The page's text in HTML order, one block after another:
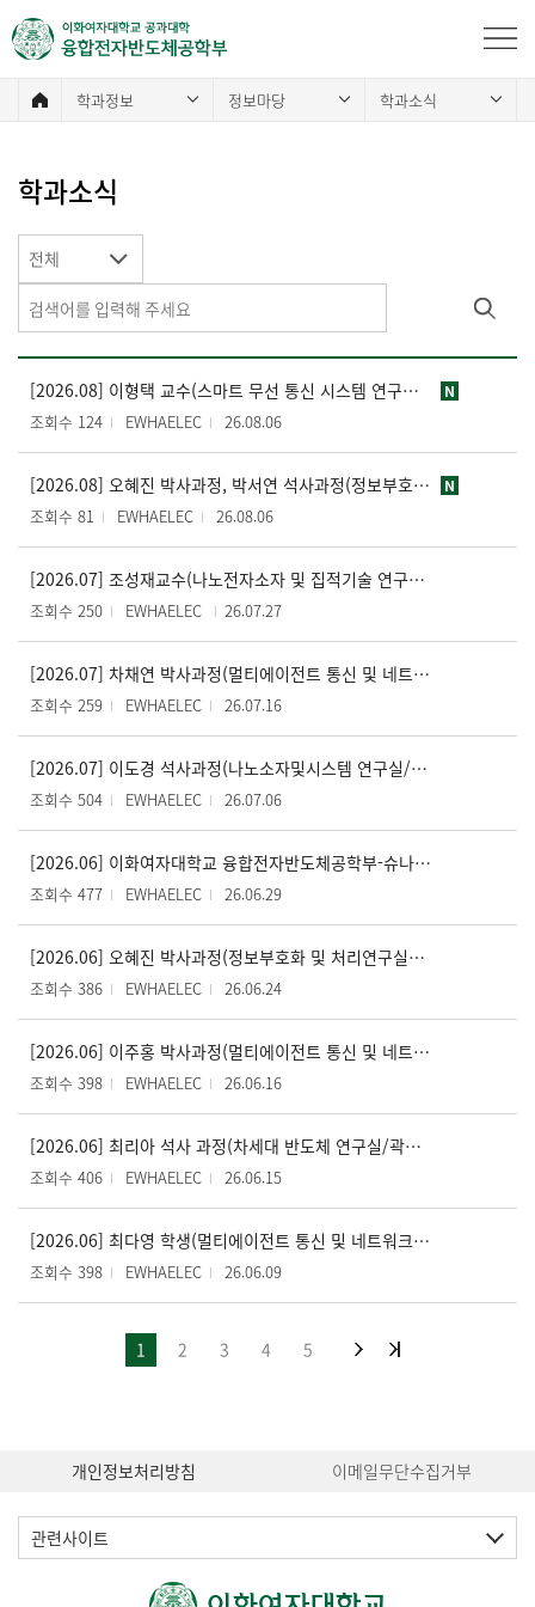
학과정보 정보마당 학과소식
학과소식
전체
[2026.08] 이형택 교수(스마트 무선 통신 시스템 연구실), IEEE Transactions on Wireless Communications (JCR 상위 5% 이내) 논문 게재 N
조회수 124 EWHAELEC 26.08.06
[2026.08] 오혜진 박사과정, 박서연 석사과정(정보부호화및처리 연구실/강제원 교수), MPEG 표준화 회의 참석 및 기고서 발표 N
조회수 81 EWHAELEC 26.08.06
[2026.07] 조성재교수(나노전자소자 및 집적기술 연구실), 과기정통부 차세대지능형반도체기술개발사업 선정
조회수 250 EWHAELEC 26.07.27
[2026.07] 차채연 박사과정(멀티에이전트 통신 및 네트워크 연구실/박형곤 교수), IEEE Journal of Selected Topics in Signal Processing 논문 게재
조회수 259 EWHAELEC 26.07.16
[2026.07] 이도경 석사과정(나노소자및시스템 연구실/김성호 교수), Advanced Intelligent Systems 논문 게재
조회수 504 EWHAELEC 26.07.06
[2026.06] 이화여자대학교 융합전자반도체공학부-슈나이더일렉트릭코리아, 글로벌 실무형 인재 양성을 위한 업무협약 체결
조회수 477 EWHAELEC 26.06.29
[2026.06] 오혜진 박사과정(정보부호화 및 처리연구실/강제원 교수) SCIE 논문 게재 승인 (JCR 상위 3.4%)
조회수 386 EWHAELEC 26.06.24
[2026.06] 이주홍 박사과정(멀티에이전트 통신 및 네트워크 연구실/박형곤 교수), IEEE Signal Processing Letters 논문 게재
조회수 398 EWHAELEC 26.06.16
[2026.06] 최리아 석사 과정(차세대 반도체 연구실/곽준영 교수), 2026년도 한국재료학회 GCIM 우수발표상 수상
조회수 406 EWHAELEC 26.06.15
[2026.06] 최다영 학생(멀티에이전트 통신 및 네트워크 연구실/박형곤 교수), 2026 표준인증안전학회 춘계 학술대회 우수논문상 수상
조회수 398 EWHAELEC 26.06.09
1 2 3 4 5
개인정보처리방침 이메일무단수집거부
관련사이트